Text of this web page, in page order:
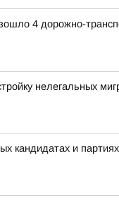
4 дорожно-
нелегальных
кандидатах и